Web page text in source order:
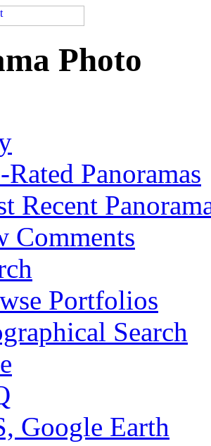
Photo
Rated Panoramas
Recent
Comments
Portfolios
Search
Google Earth